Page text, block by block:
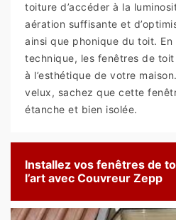
toiture d’accéder à la
aération suffisante et
ainsi que phonique du toit.
technique, les fenêtres de
à l’esthétique de votre
velux, sachez que cette
étanche et bien isolée.
Installez vos fenêtres de
l’art avec Couvreur Zepp